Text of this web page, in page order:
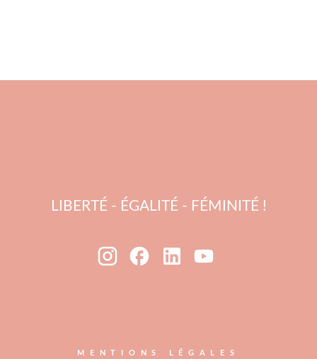
LIBERTÉ - ÉGALITÉ - FÉMINITÉ !
MENTIONS LÉGALES